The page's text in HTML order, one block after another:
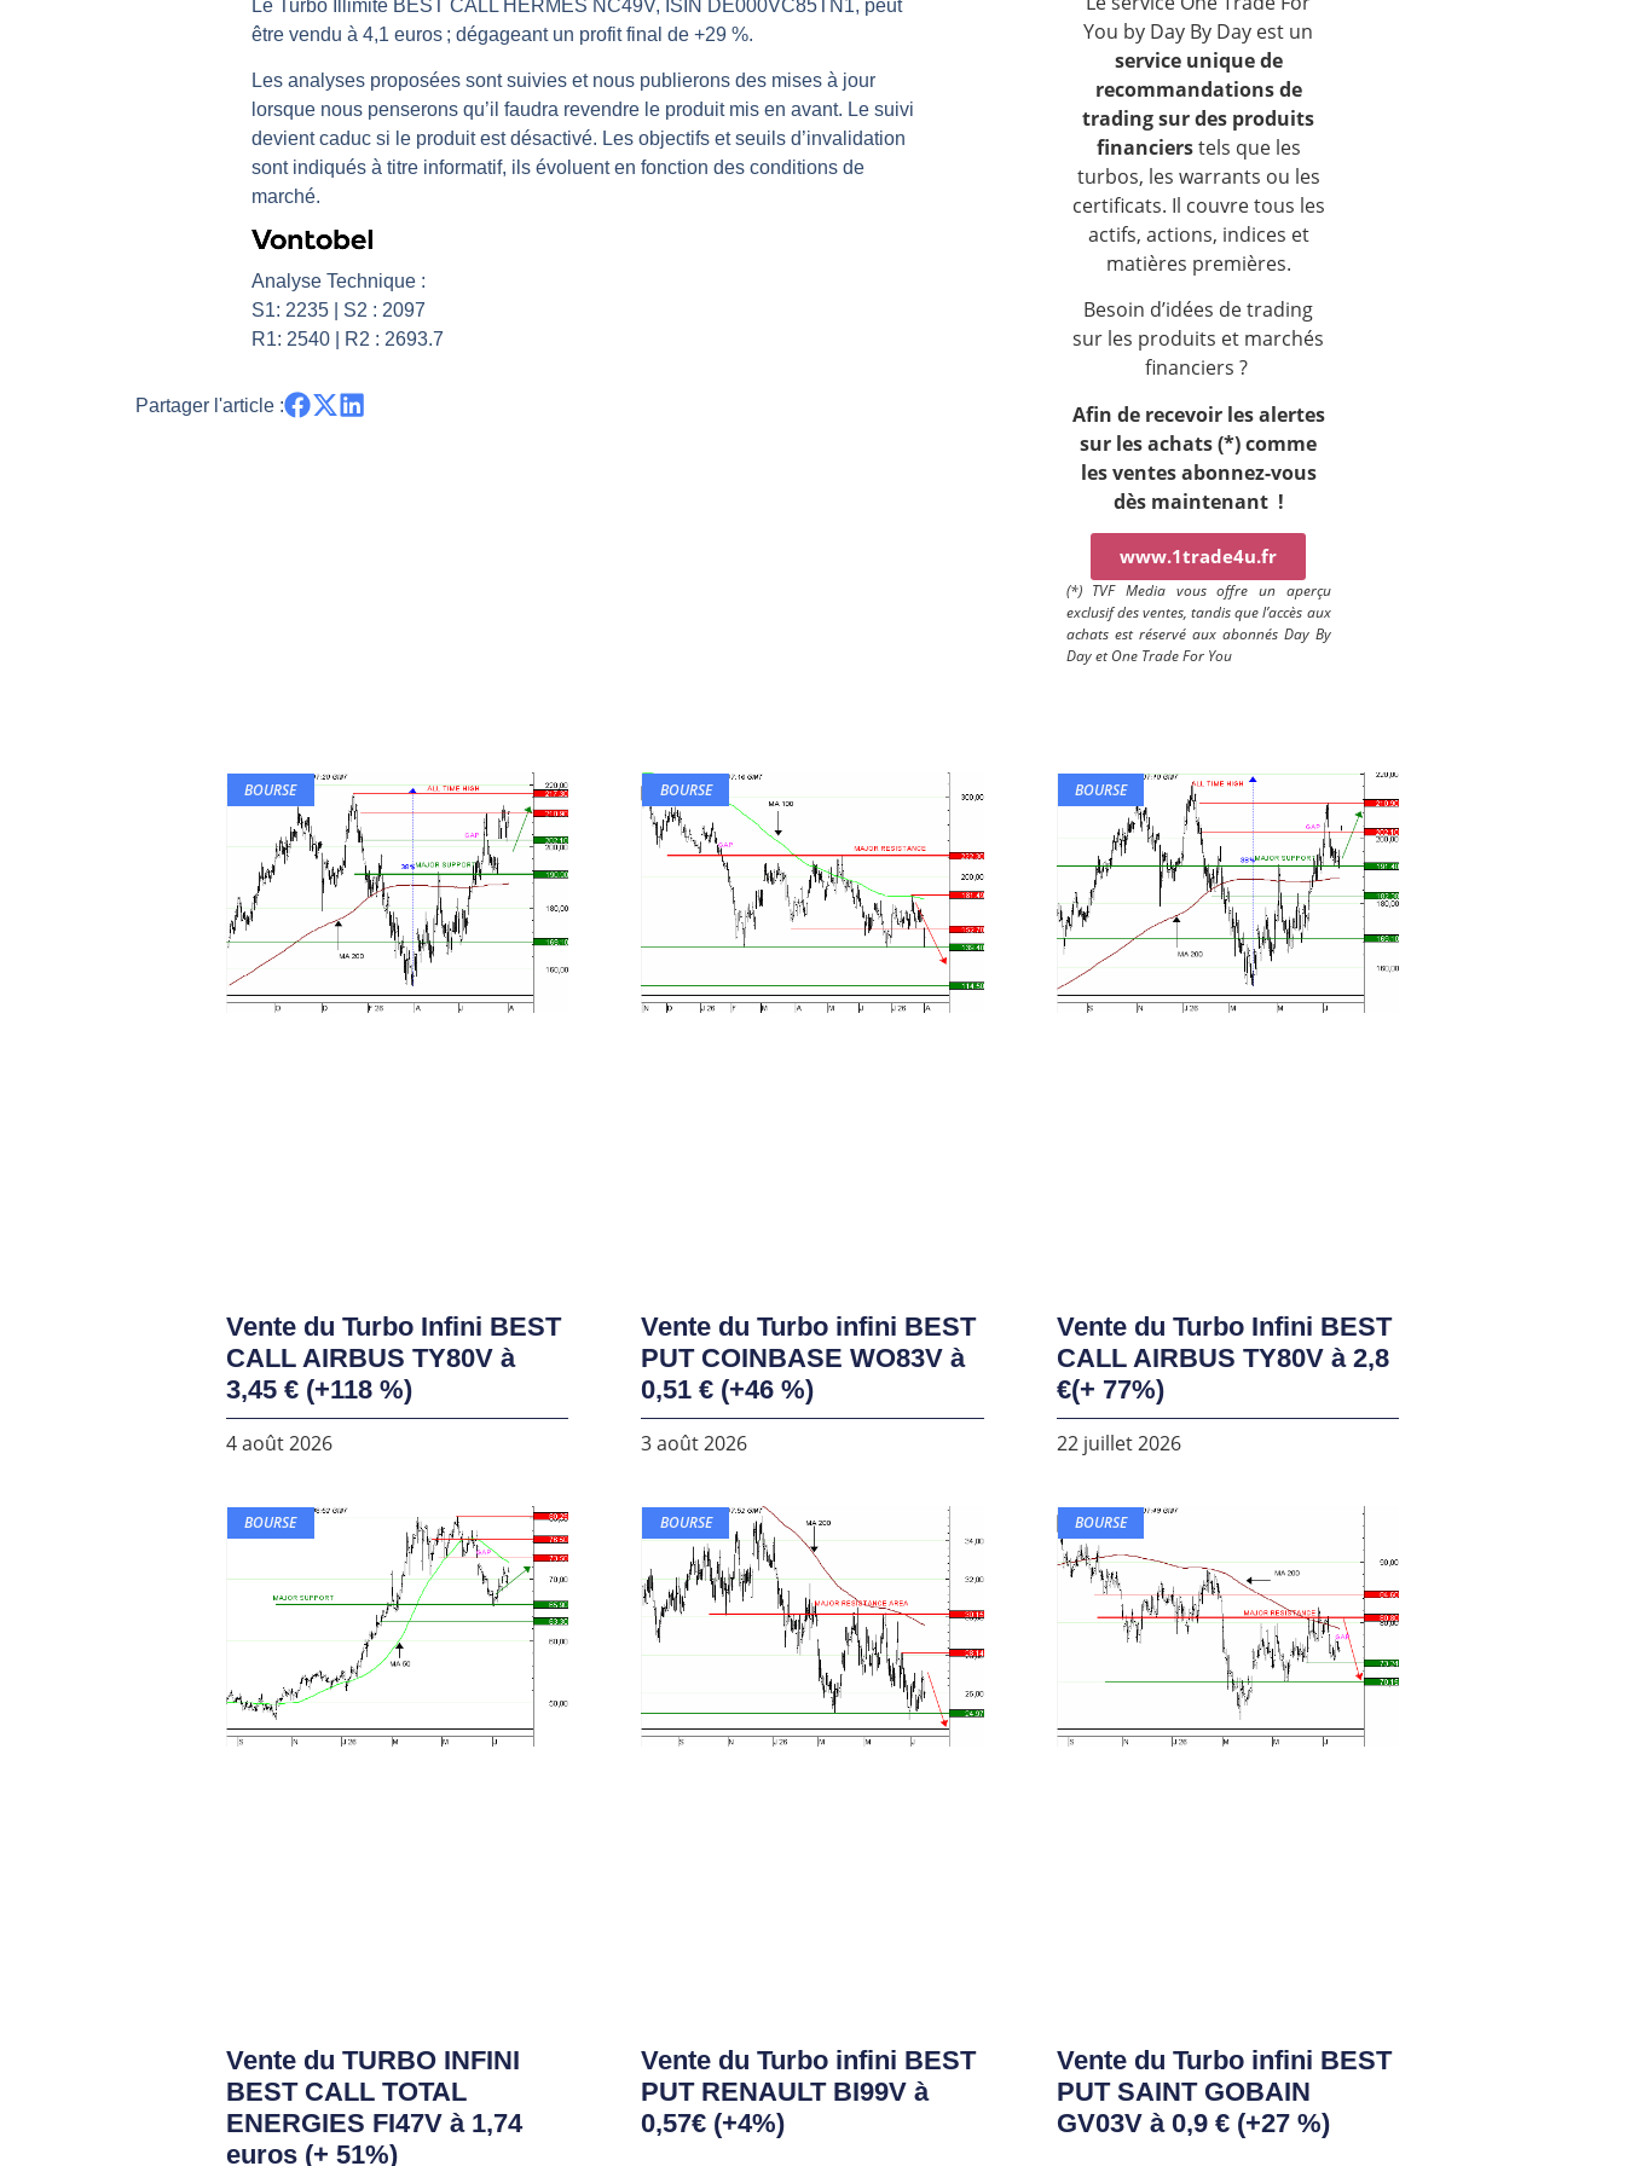
Pourquoi 6 guerres explosent en même temps cette semaine | par Louis-Antoine Michelet
Une inertie haussière qui ralentit | Antoine Quesada – Chrono CAC
Pourquoi le monde entier vacille en même temps cette semaine ? | par Louis-Antoine Michelet
WTI : Explosion mais réserves au plus bas | Denis Desclos – Market Movers
Le Turbo Illimité BEST CALL HERMES NC49V, ISIN DE000VC85TN1, peut
être vendu à 4,1 euros ; dégageant un profit final de +29 %.
Les analyses proposées sont suivies et nous publierons des mises à jour
lorsque nous penserons qu’il faudra revendre le produit mis en avant. Le suivi
devient caduc si le produit est désactivé. Les objectifs et seuils d’invalidation
sont indiqués à titre informatif, ils évoluent en fonction des conditions de
marché.
Analyse Technique :
S1: 2235 | S2 : 2097
R1: 2540 | R2 : 2693.7
Partager l'article :
You by Day By Day est un
service unique de
recommandations de
trading sur des produits
financierstels que les
turbos, les warrants ou les
certificats. Il couvre tous les
actifs, actions, indices et
matières premières.
Besoin d’idées de trading
sur les produits et marchés
financiers ?
Afin de recevoir les alertes
sur les achats (*) comme
les ventes abonnez-vous
dès maintenant !
www.1trade4u.fr
(*) TVF Media vous offre un aperçu
exclusif des ventes, tandis que l’accès aux
achats est réservé aux abonnés Day By
Day et One Trade For You
BOURSE
Vente du Turbo Infini BEST
CALL AIRBUS TY80V à
3,45 € (+118 %)
4 août 2026
BOURSE
Vente du Turbo infini BEST
PUT COINBASE WO83V à
0,51 € (+46 %)
3 août 2026
BOURSE
Vente du Turbo Infini BEST
CALL AIRBUS TY80V à 2,8
€(+ 77%)
22 juillet 2026
BOURSE
Vente du TURBO INFINI
BEST CALL TOTAL
ENERGIES FI47V à 1,74
euros (+ 51%)
BOURSE
Vente du Turbo infini BEST
PUT RENAULT BI99V à
0,57€ (+4%)
BOURSE
Vente du Turbo infini BEST
PUT SAINT GOBAIN
GV03V à 0,9 € (+27 %)